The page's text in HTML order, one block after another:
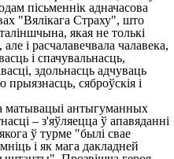
пісьменнік адначасова
"Вялікага Страху", што
якая не толькі
і расчалавечвала чалавека,
і спачувальнасць,
здольнасць адчуваць
сяброўскія і
матывацыі антыгуманных
– з'яўляецца ў апавяданні
ў турме "былі свае
і як мага дакладней